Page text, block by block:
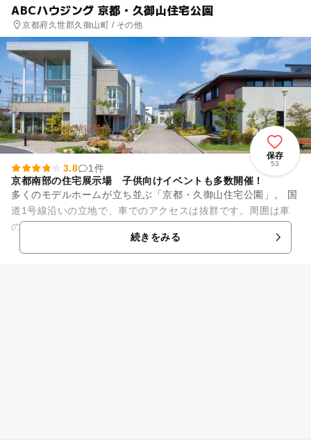
ABCハウジング 京都・久御山住宅公園
京都府久世郡久御山町 / その他
保存
53
3.8
1件
京都南部の住宅展示場 子供向けイベントも多数開催！
多くのモデルホームが立ち並ぶ「京都・久御山住宅公園」。 国
道1号線沿いの立地で、車でのアクセスは抜群です。周囲は車
の往来が激しいですが、会場内は遊歩道が整備されモデルホー
ムの庭には季節の花が咲...続きをみる